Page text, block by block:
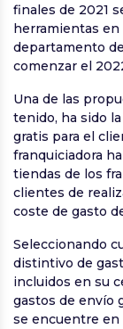
finales de 2021
herramientas en
departamento
comenzar el
Una de las
tenido, ha sido
gratis para el
franquiciadora
tiendas de los
clientes de
coste de gasto
Seleccionando
distintivo de
incluidos en su
gastos de envío
se encuentre en